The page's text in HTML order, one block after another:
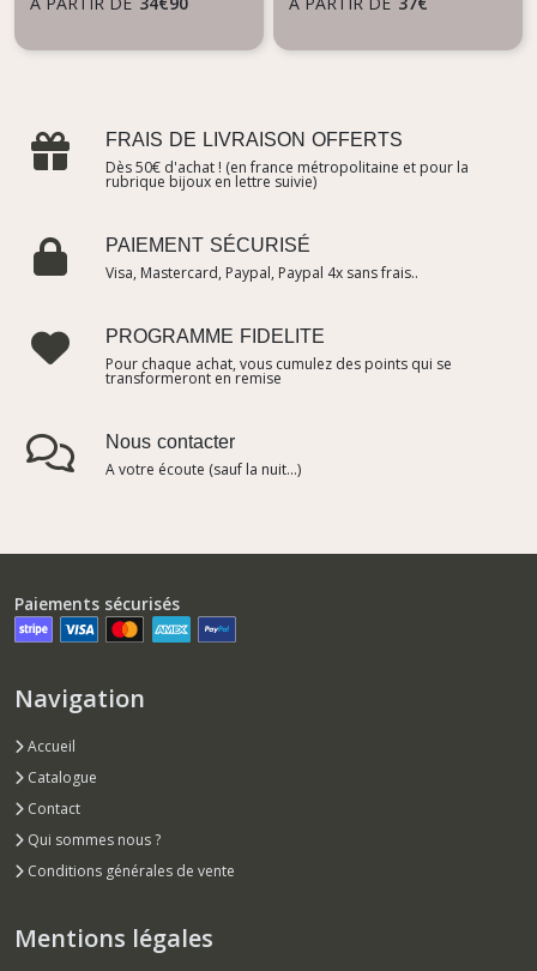
FRAIS DE LIVRAISON OFFERTS
Dès 50€ d'achat ! (en france métropolitaine et pour la
rubrique bijoux en lettre suivie)
PAIEMENT SÉCURISÉ
Visa, Mastercard, Paypal, Paypal 4x sans frais..
PROGRAMME FIDELITE
Pour chaque achat, vous cumulez des points qui se
transformeront en remise
Nous contacter
A votre écoute (sauf la nuit...)
Paiements sécurisés
Navigation
Accueil
Catalogue
Contact
Qui sommes nous ?
Conditions générales de vente
Mentions légales